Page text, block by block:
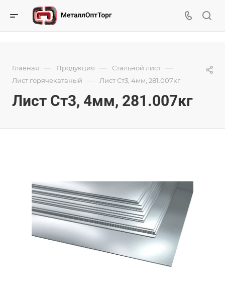
Главная — Продукция — Стальной лист —
Лист горячекатаный — Лист Ст3, 4мм, 281.007кг
Лист Ст3, 4мм, 281.007кг